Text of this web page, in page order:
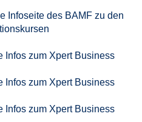
Infoseite des BAMF zu den
Infos zum Xpert Business
Infos zum Xpert Business
Infos zum Xpert Business